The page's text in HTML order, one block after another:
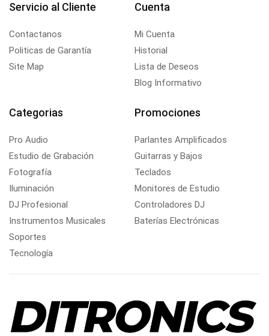
Servicio al Cliente
Contactanos
Politicas de Garantía
Site Map
Cuenta
Mi Cuenta
Historial
Lista de Deseos
Blog Informativo
Categorias
Pro Audio
Estudio de Grabación
Fotografía
Iluminación
DJ Profesional
Instrumentos Musicales
Soportes
Tecnología
Promociones
Parlantes Amplificados
Guitarras y Bajos
Teclados
Monitores de Estudio
Controladores DJ
Baterías Electrónicas